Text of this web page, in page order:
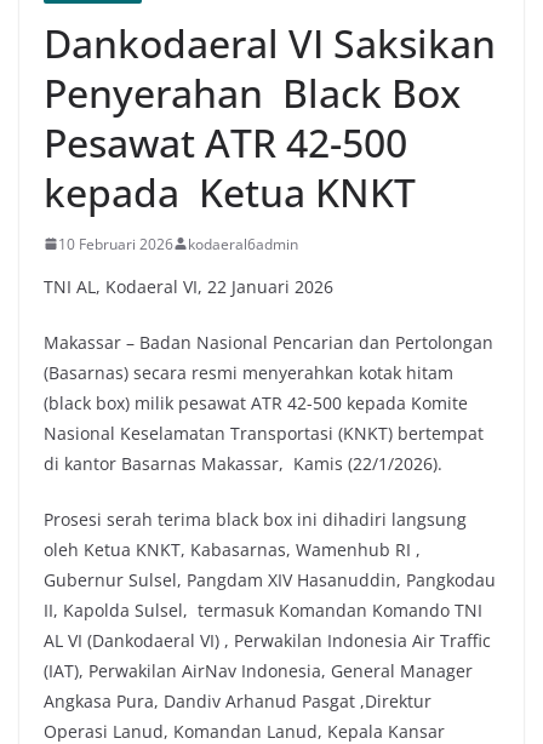
Dankodaeral VI Saksikan
Penyerahan Black Box
Pesawat ATR 42-500
kepada Ketua KNKT
10 Februari 2026 kodaeral6admin
TNI AL, Kodaeral VI, 22 Januari 2026
Makassar – Badan Nasional Pencarian dan Pertolongan
(Basarnas) secara resmi menyerahkan kotak hitam
(black box) milik pesawat ATR 42-500 kepada Komite
Nasional Keselamatan Transportasi (KNKT) bertempat
di kantor Basarnas Makassar, Kamis (22/1/2026).
Prosesi serah terima black box ini dihadiri langsung
oleh Ketua KNKT, Kabasarnas, Wamenhub RI ,
Gubernur Sulsel, Pangdam XIV Hasanuddin, Pangkodau
II, Kapolda Sulsel, termasuk Komandan Komando TNI
AL VI (Dankodaeral VI) , Perwakilan Indonesia Air Traffic
(IAT), Perwakilan AirNav Indonesia, General Manager
Angkasa Pura, Dandiv Arhanud Pasgat ,Direktur
Operasi Lanud, Komandan Lanud, Kepala Kansar